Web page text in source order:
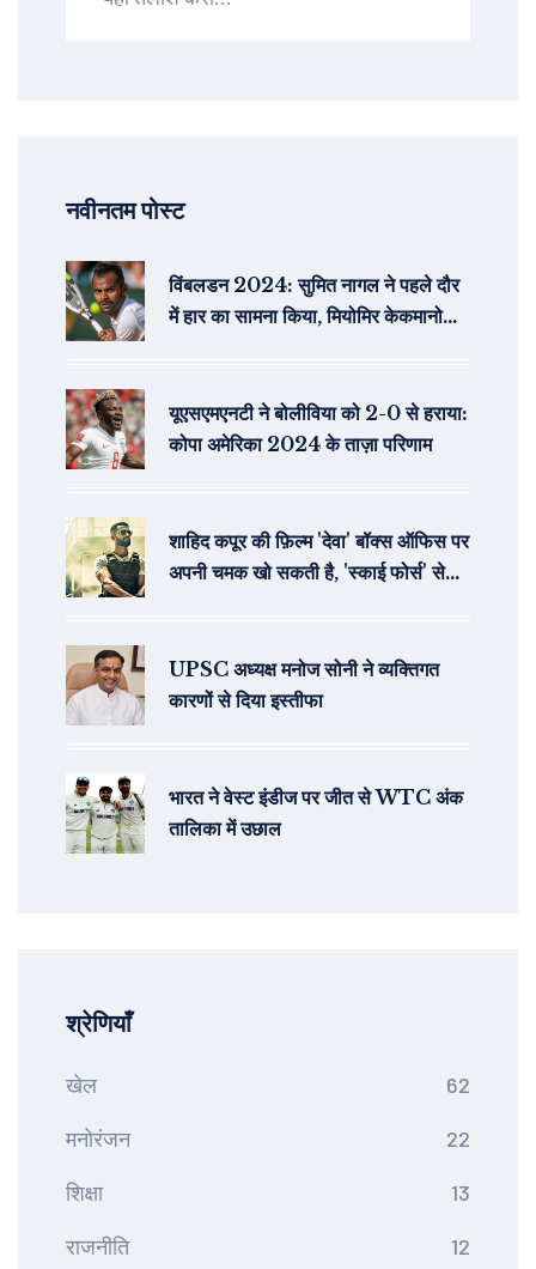
नवीनतम पोस्ट
विंबलडन 2024: सुमित नागल ने पहले दौर
में हार का सामना किया, मियोमिर केकमानोविच
यूएसएमएनटी ने बोलीविया को 2-0 से हराया:
कोपा अमेरिका 2024 के ताज़ा परिणाम
शाहिद कपूर की फ़िल्म 'देवा' बॉक्स ऑफिस पर
अपनी चमक खो सकती है, 'स्काई फोर्स' से
UPSC अध्यक्ष मनोज सोनी ने व्यक्तिगत
कारणों से दिया इस्तीफा
भारत ने वेस्ट इंडीज पर जीत से WTC अंक
तालिका में उछाल
श्रेणियाँ
खेल 62
मनोरंजन 22
शिक्षा 13
राजनीति 12